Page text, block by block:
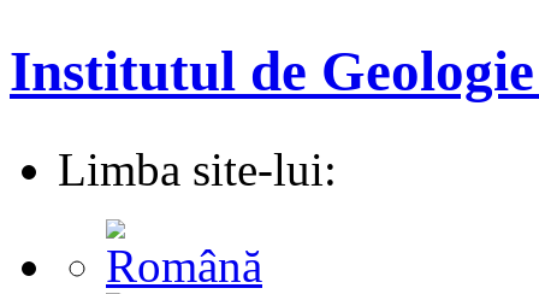
Institutul de
Limba site-lui: